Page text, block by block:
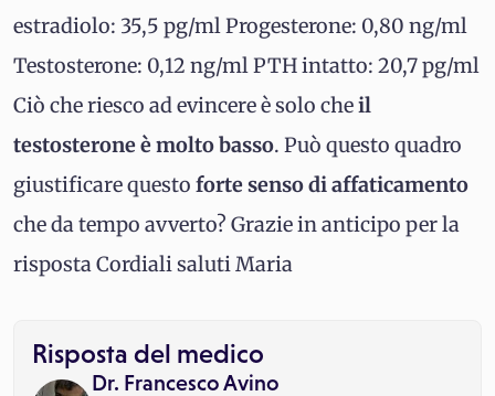
estradiolo: 35,5 pg/ml Progesterone: 0,80 ng/ml
Testosterone: 0,12 ng/ml PTH intatto: 20,7 pg/ml
Ciò che riesco ad evincere è solo cheil
testosterone è molto basso. Può questo quadro
giustificare questo forte senso di affaticamento
che da tempo avverto? Grazie in anticipo per la
risposta Cordiali saluti Maria
Risposta del medico
Dr. Francesco Avino